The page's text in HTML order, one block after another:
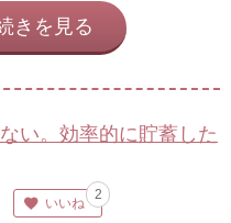
きを見る
い。効率的に貯蓄した
いいね
2